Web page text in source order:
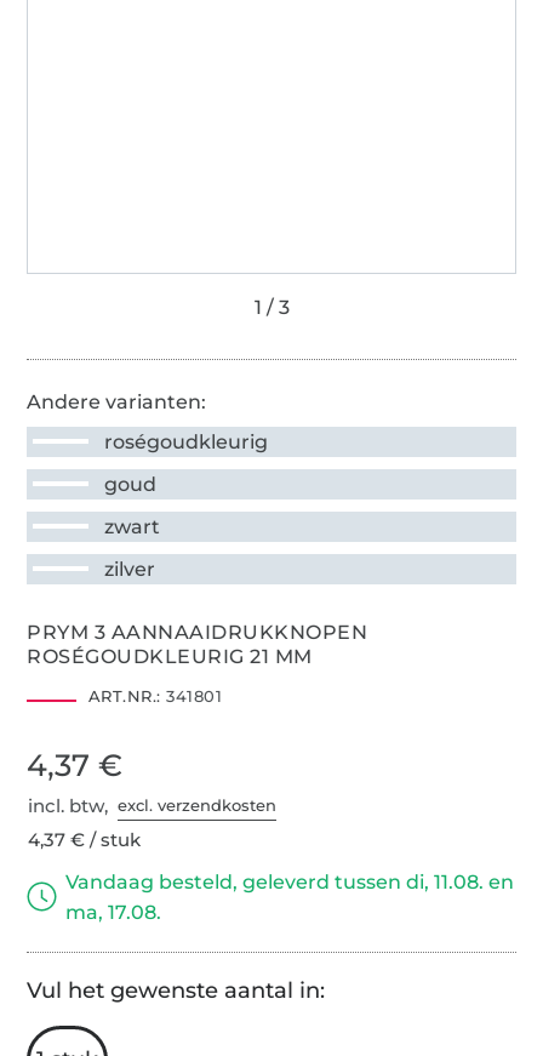
Andere varianten:
roségoudkleurig
goud
zwart
zilver
PRYM 3 AANNAAIDRUKKNOPEN
ROSÉGOUDKLEURIG 21 MM
ART.NR.: 341801
4,37 €
incl. btw,excl. verzendkosten
4,37 € / stuk
Vandaag besteld, geleverd tussen di, 11.08. en
ma, 17.08.
Vul het gewenste aantal in: